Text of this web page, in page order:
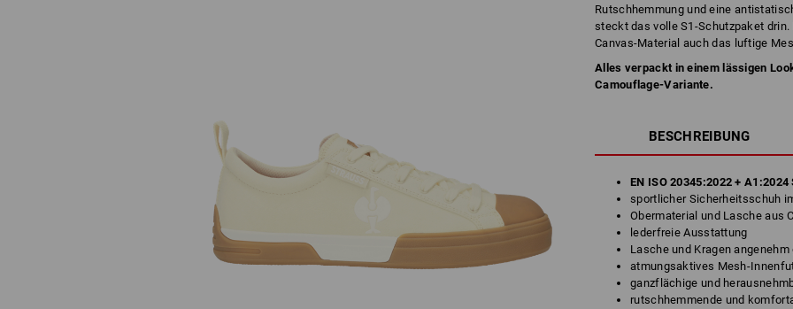
Rutschhemmung und eine
steckt das volle S1-Schutzpaket
Canvas-Material auch das luftige
Alles verpackt in einem lässigen
Camouflage-Variante.
BESCHREIBUNG
EN ISO 20345:2022 +
sportlicher Sicherheitsschuh
Obermaterial und Lasche aus
lederfreie Ausstattung
Lasche und Kragen
atmungsaktives Mesh-
ganzflächige und
rutschhemmende und